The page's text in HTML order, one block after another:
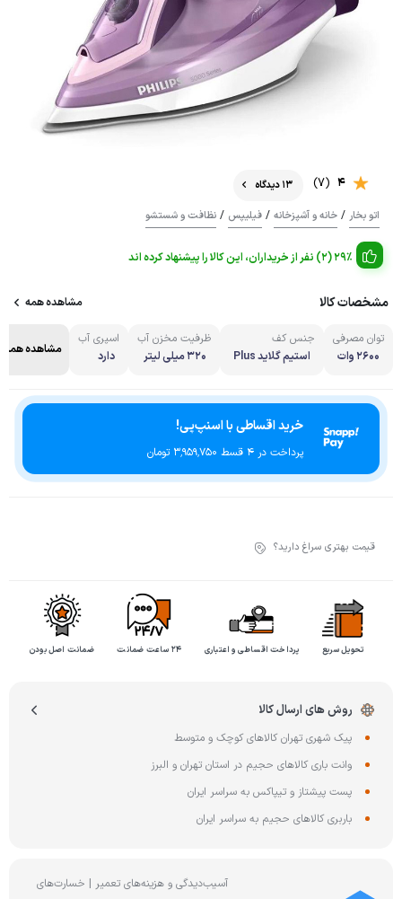
4
(7)
13 دیدگاه
اتو بخار / خانه و آشپزخانه / فیلیپس / نظافت و شستشو
29% (2) نفر از خریداران، این کالا را پیشنهاد کرده اند
مشخصات کالا مشاهده همه
توان مصرفی
2600 وات
جنس کف
استیم گلاید Plus
ظرفیت مخزن آب
320 میلی لیتر
اسپری آب
دارد
مشاهده همه
خرید اقساطی با اسنپ‌پی!
پرداخت در 4 قسط ۳٬۹۵۹٬۷۵۰ تومان
قیمت بهتری سراغ دارید؟
تحویل سریع پرداخت اقساطی و اعتباری ۲۴ ساعت ضمانت ضمانت اصل بودن
روش های ارسال کالا
پیک شهری تهران کالاهای کوچک و متوسط
وانت باری کالاهای حجیم در استان تهران و البرز
پست پیشتاز و تیپاکس به سراسر ایران
باربری کالاهای حجیم به سراسر ایران
آسیب‌دیدگی و هزینه‌های تعمیر | خسارت‌های